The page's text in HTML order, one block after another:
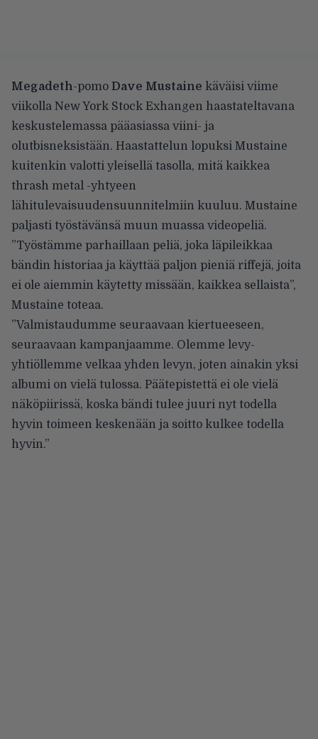
Megadeth-pomo Dave Mustaine käväisi viime
viikolla New York Stock Exhangen haastateltavana
keskustelemassa pääasiassa viini- ja
olutbisneksistään. Haastattelun lopuksi Mustaine
kuitenkin valotti yleisellä tasolla, mitä kaikkea
thrash metal -yhtyeen
lähitulevaisuudensuunnitelmiin kuuluu. Mustaine
paljasti työstävänsä muun muassa videopeliä.
”Työstämme parhaillaan peliä, joka läpileikkaa
bändin historiaa ja käyttää paljon pieniä riffejä, joita
ei ole aiemmin käytetty missään, kaikkea sellaista”,
Mustaine toteaa.
”Valmistaudumme seuraavaan kiertueeseen,
seuraavaan kampanjaamme. Olemme levy-
yhtiöllemme velkaa yhden levyn, joten ainakin yksi
albumi on vielä tulossa. Päätepistettä ei ole vielä
näköpiirissä, koska bändi tulee juuri nyt todella
hyvin toimeen keskenään ja soitto kulkee todella
hyvin.”